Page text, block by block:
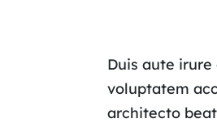
Duis aute
voluptatem
architecto